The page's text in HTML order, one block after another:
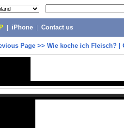
iPhone Contact us
Page >> Wie koche ich Fleisch? |